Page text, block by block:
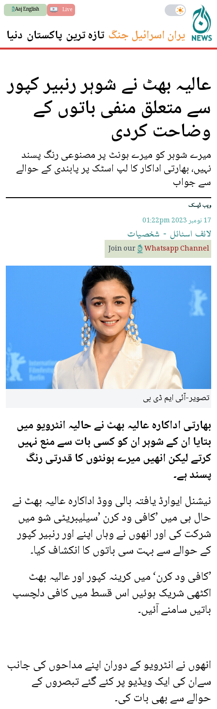
Live
Aaj English
ایران اسرائیل جنگ تازہ ترین پاکستان دنیا
عالیہ بھٹ نے شوہر رنبیر کپور
سے متعلق منفی باتوں کے
وضاحت کردی
میرے شوہر کو میرے ہونٹ پر مصنوعی رنگ پسند
نہیں، بھارتی اداکار کا لپ اسٹک پر پابندی کے حوالے
سے جواب
ویب ڈیسک
17 نومبر 2023 01:22pm
لائف اسٹائل - شخصیات
Join our Whatsapp Channel
تصویر-آئی ایم ڈی بی
بھارتی اداکارہ عالیہ بھٹ نے حالیہ انٹرویو میں
بتایا ان کے شوہر ان کو کسی بات سے منع نہیں
کرتے لیکن انھیں میرے ہونٹوں کا قدرتی رنگ
پسند ہے۔
نیشنل ایوارڈ یافتہ بالی ووڈ اداکارہ عالیہ بھٹ نے
حال ہی میں ’کافی ود کرن ’سیلیبریٹی شو میں
شرکت کی اور انھوں نے وہاں اپنے اور رنبیر کپور
کے حوالے سے بہت سی باتوں کا انکشاف کیا۔
’کافی ود کرن‘ میں کرینہ کپور اور عالیہ بھٹ
اکٹھی شریک ہوئیں اس قسط میں کافی دلچسپ
باتیں سامنے آئیں۔
انھوں نے انٹرویو کے دوران اپنے مداحوں کی جانب
سےان کی ایک ویڈیو پر کئے گئے تبصروں کے
حوالے سے بھی بات کی۔